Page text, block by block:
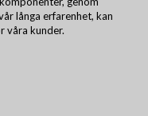
långa erfarenhet, kan
våra kunder.